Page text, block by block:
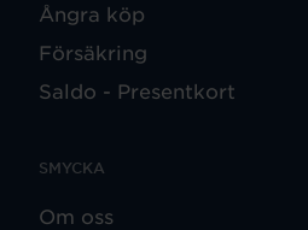
Ångra köp
Försäkring
Saldo - Presentkort
SMYCKA
Om oss